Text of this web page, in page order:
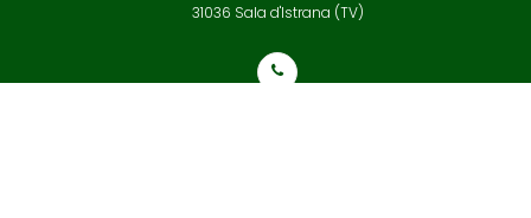
31036 Sala d'Istrana (TV)